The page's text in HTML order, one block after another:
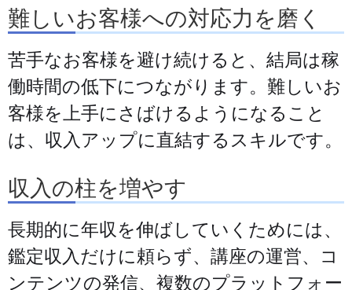
難しいお客様への対応力を磨く
苦手なお客様を避け続けると、結局は稼
働時間の低下につながります。難しいお
客様を上手にさばけるようになること
は、収入アップに直結するスキルです。
収入の柱を増やす
長期的に年収を伸ばしていくためには、
鑑定収入だけに頼らず、講座の運営、コ
ンテンツの発信、複数のプラットフォー